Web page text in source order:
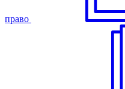
право